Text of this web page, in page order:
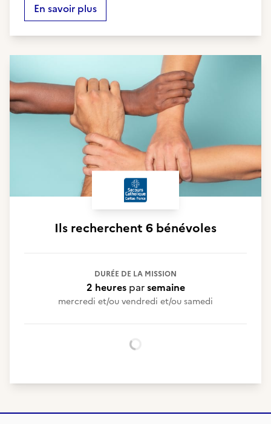
En savoir plus
Ils recherchent 6 bénévoles
DURÉE DE LA MISSION
2 heuresparsemaine
mercredi et/ou vendredi et/ou samedi
Chargement...